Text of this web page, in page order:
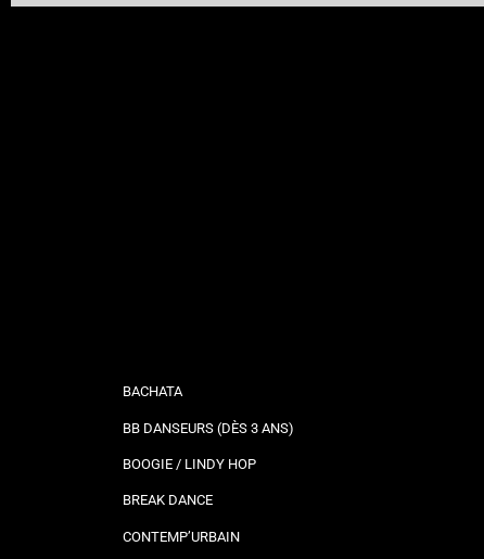
BACHATA
BB DANSEURS (DÈS 3 ANS)
BOOGIE / LINDY HOP
BREAK DANCE
CONTEMP’URBAIN